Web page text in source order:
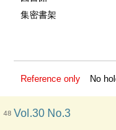
集密書架
Reference only No
48 Vol.30 No.3